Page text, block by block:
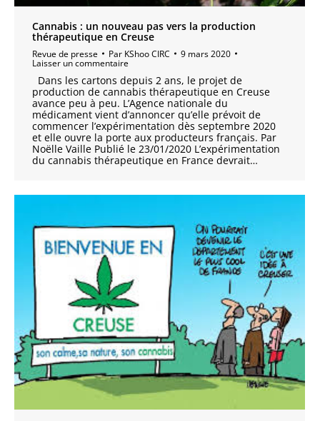
Cannabis : un nouveau pas vers la production
thérapeutique en Creuse
Revue de presse Par KShoo CIRC 9 mars 2020
Laisser un commentaire
Dans les cartons depuis 2 ans, le projet de
production de cannabis thérapeutique en Creuse
avance peu à peu. L’Agence nationale du
médicament vient d’annoncer qu’elle prévoit de
commencer l’expérimentation dès septembre 2020
et elle ouvre la porte aux producteurs français. Par
Noëlle Vaille Publié le 23/01/2020 L’expérimentation
du cannabis thérapeutique en France devrait…